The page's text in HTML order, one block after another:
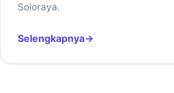
Soloraya.
Selengkapnya